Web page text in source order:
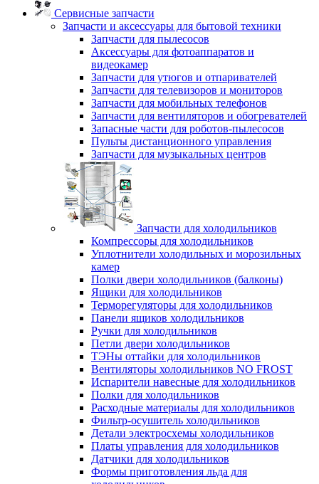
Сервисные запчасти
Запчасти и аксессуары для бытовой техники
Запчасти для пылесосов
Аксессуары для фотоаппаратов и
видеокамер
Запчасти для утюгов и отпаривателей
Запчасти для телевизоров и мониторов
Запчасти для мобильных телефонов
Запчасти для вентиляторов и обогревателей
Запасные части для роботов-пылесосов
Пульты дистанционного управления
Запчасти для музыкальных центров
Запчасти для холодильников
Компрессоры для холодильников
Уплотнители холодильных и морозильных
камер
Полки двери холодильников (балконы)
Ящики для холодильников
Терморегуляторы для холодильников
Панели ящиков холодильников
Ручки для холодильников
Петли двери холодильников
ТЭНы оттайки для холодильников
Вентиляторы холодильников NO FROST
Испарители навесные для холодильников
Полки для холодильников
Расходные материалы для холодильников
Фильтр-осушитель холодильников
Детали электросхемы холодильников
Платы управления для холодильников
Датчики для холодильников
Формы приготовления льда для